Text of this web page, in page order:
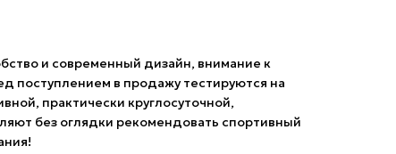
и современный дизайн, внимание к
поступлением в продажу тестируются на
практически круглосуточной,
без оглядки рекомендовать спортивный